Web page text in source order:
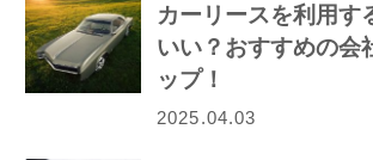
カーリースを利用す
いい？おすすめの会
ップ！
2025.04.03